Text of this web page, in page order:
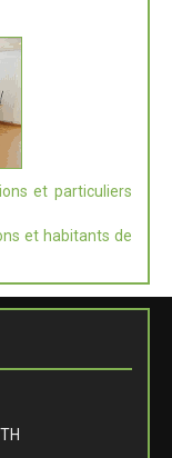
et particuliers
et habitants de